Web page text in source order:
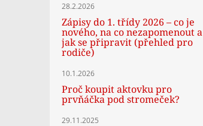
28.2.2026
Zápisy do 1. třídy 2026 – co je
nového, na co nezapomenout a
jak se připravit (přehled pro
rodiče)
10.1.2026
Proč koupit aktovku pro
prvňáčka pod stromeček?
29.11.2025